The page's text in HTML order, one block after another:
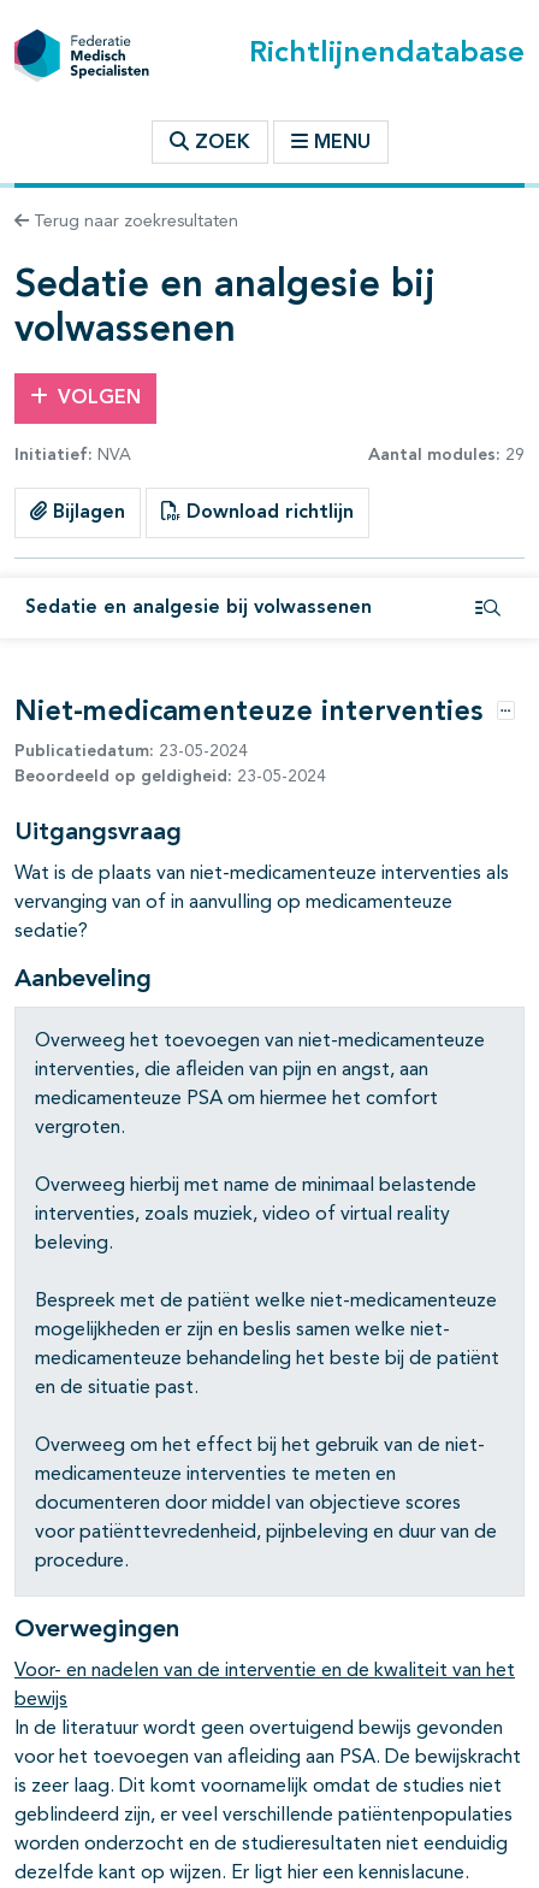
Richtlijnendatabase
ZOEK MENU
Terug naar zoekresultaten
Sedatie en analgesie bij
volwassenen
VOLGEN
Initiatief: NVA Aantal modules: 29
Bijlagen Download richtlijn
Sedatie en analgesie bij volwassenen
binnen deze richtlijn
open- en dichtklappen
open- en dichtklappen
Niet-medicamenteuze interventies
Publicatiedatum: 23-05-2024
Beoordeeld op geldigheid: 23-05-2024
Uitgangsvraag
Wat is de plaats van niet-medicamenteuze interventies als
vervanging van of in aanvulling op medicamenteuze
sedatie?
Aanbeveling
Overweeg het toevoegen van niet-medicamenteuze
interventies, die afleiden van pijn en angst, aan
medicamenteuze PSA om hiermee het comfort
vergroten.
Overweeg hierbij met name de minimaal belastende
interventies, zoals muziek, video of virtual reality
beleving.
Bespreek met de patiënt welke niet-medicamenteuze
mogelijkheden er zijn en beslis samen welke niet-
medicamenteuze behandeling het beste bij de patiënt
en de situatie past.
Overweeg om het effect bij het gebruik van de niet-
medicamenteuze interventies te meten en
documenteren door middel van objectieve scores
voor patiënttevredenheid, pijnbeleving en duur van de
procedure.
Overwegingen
Voor- en nadelen van de interventie en de kwaliteit van het
bewijs
In de literatuur wordt geen overtuigend bewijs gevonden
voor het toevoegen van afleiding aan PSA. De bewijskracht
is zeer laag. Dit komt voornamelijk omdat de studies niet
geblindeerd zijn, er veel verschillende patiëntenpopulaties
worden onderzocht en de studieresultaten niet eenduidig
dezelfde kant op wijzen. Er ligt hier een kennislacune.